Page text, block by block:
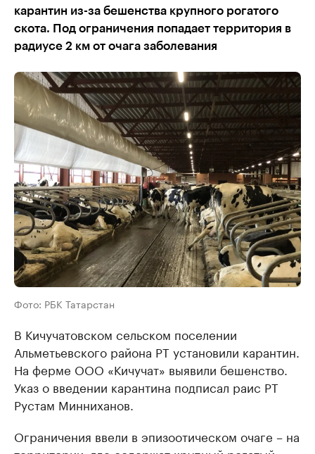
карантин из-за бешенства крупного рогатого
скота. Под ограничения попадает территория в
радиусе 2 км от очага заболевания
Фото: РБК Татарстан
В Кичучатовском сельском поселении
Альметьевского района РТ установили карантин.
На ферме ООО «Кичучат» выявили бешенство.
Указ о введении карантина подписал раис РТ
Рустам Минниханов.
Ограничения ввели в эпизоотическом очаге – на